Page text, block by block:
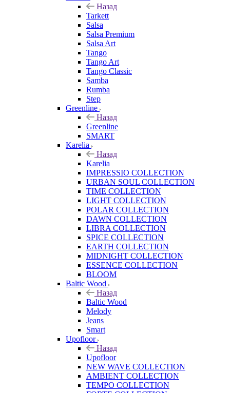
Назад
Tarkett
Salsa
Salsa Premium
Salsa Art
Tango
Tango Art
Tango Classic
Samba
Rumba
Step
Greenline
Назад
Greenline
SMART
Karelia
Назад
Karelia
IMPRESSIO COLLECTION
URBAN SOUL COLLECTION
TIME COLLECTION
LIGHT COLLECTION
POLAR COLLECTION
DAWN COLLECTION
LIBRA COLLECTION
SPICE COLLECTION
EARTH COLLECTION
MIDNIGHT COLLECTION
ESSENCE COLLECTION
BLOOM
Baltic Wood
Назад
Baltic Wood
Melody
Jeans
Smart
Upofloor
Назад
Upofloor
NEW WAVE COLLECTION
AMBIENT COLLECTION
TEMPO COLLECTION